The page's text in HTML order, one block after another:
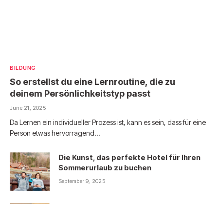
BILDUNG
So erstellst du eine Lernroutine, die zu
deinem Persönlichkeitstyp passt
June 21, 2025
Da Lernen ein individueller Prozess ist, kann es sein, dass für eine
Person etwas hervorragend…
Die Kunst, das perfekte Hotel für Ihren
Sommerurlaub zu buchen
September 9, 2025